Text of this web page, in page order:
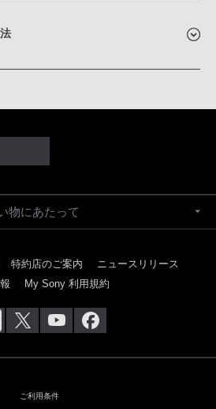
物にあたって
特約店のご案内
ニュースリリース
My Sony 利用規約
ご利用条件